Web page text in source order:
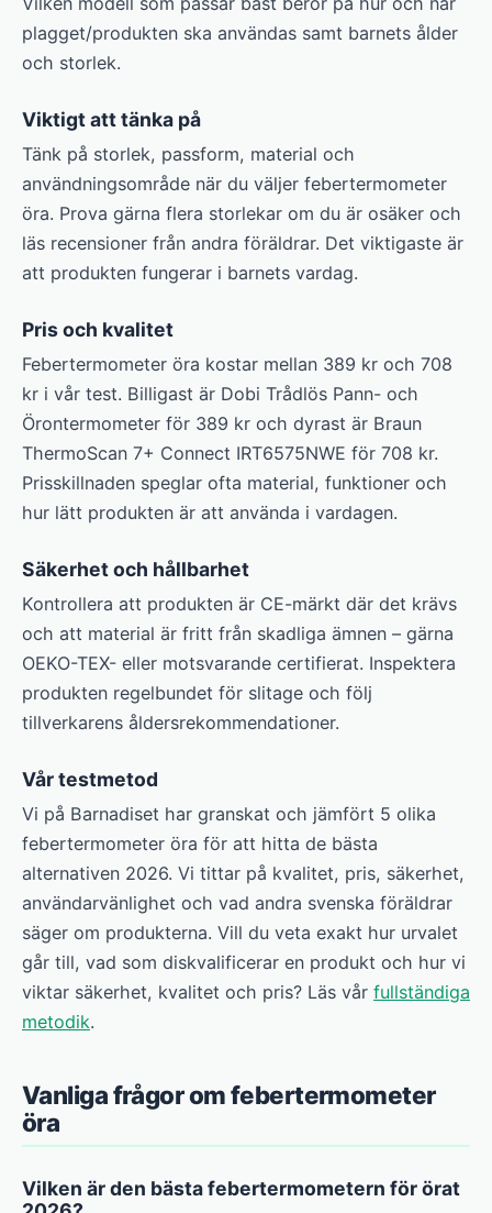
plagget/produkten ska användas samt barnets ålder
och storlek.
Viktigt att tänka på
Tänk på storlek, passform, material och
användningsområde när du väljer febertermometer
öra. Prova gärna flera storlekar om du är osäker och
läs recensioner från andra föräldrar. Det viktigaste är
att produkten fungerar i barnets vardag.
Pris och kvalitet
Febertermometer öra kostar mellan 389 kr och 708
kr i vår test. Billigast är Dobi Trådlös Pann- och
Örontermometer för 389 kr och dyrast är Braun
ThermoScan 7+ Connect IRT6575NWE för 708 kr.
Prisskillnaden speglar ofta material, funktioner och
hur lätt produkten är att använda i vardagen.
Säkerhet och hållbarhet
Kontrollera att produkten är CE-märkt där det krävs
och att material är fritt från skadliga ämnen – gärna
OEKO-TEX- eller motsvarande certifierat. Inspektera
produkten regelbundet för slitage och följ
tillverkarens åldersrekommendationer.
Vår testmetod
Vi på Barnadiset har granskat och jämfört 5 olika
febertermometer öra för att hitta de bästa
alternativen 2026. Vi tittar på kvalitet, pris, säkerhet,
användarvänlighet och vad andra svenska föräldrar
säger om produkterna. Vill du veta exakt hur urvalet
går till, vad som diskvalificerar en produkt och hur vi
viktar säkerhet, kvalitet och pris? Läs vår fullständiga
metodik.
Vanliga frågor om febertermometer
öra
Vilken är den bästa febertermometern för örat